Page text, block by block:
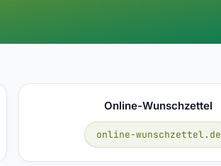
Online-Wunschzettel
online-wunschzettel.de